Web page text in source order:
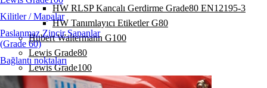
Kilitler / Mapalar
Paslanmaz Zincir Sapanlar
(Grade 60)
Bağlantı noktaları
HW RLSP Kancalı Gerdirme Grade80 EN12195-3
HW Tanımlayıcı Etiketler G80
Hubert Waltermann G100
Lewis Grade80
Lewis Grade100
Kilitler / Mapalar